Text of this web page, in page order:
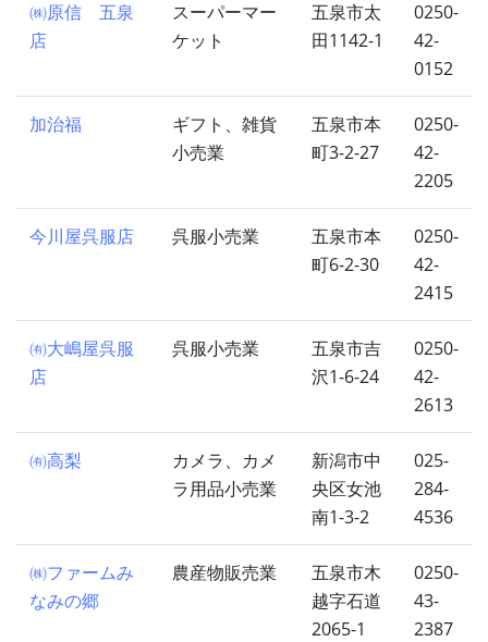
㈱原信 五泉
店
スーパーマー
ケット
五泉市太
田1142-1
0250-
42-
0152
加治福
ギフト、雑貨
小売業
五泉市本
町3-2-27
0250-
42-
2205
今川屋呉服店 呉服小売業
五泉市本
町6-2-30
0250-
42-
2415
㈲大嶋屋呉服
店
呉服小売業
五泉市吉
沢1-6-24
0250-
42-
2613
㈲高梨
カメラ、カメ
ラ用品小売業
新潟市中
央区女池
南1-3-2
025-
284-
4536
㈱ファームみ
なみの郷
農産物販売業
五泉市木
越字石道
2065-1
0250-
43-
2387